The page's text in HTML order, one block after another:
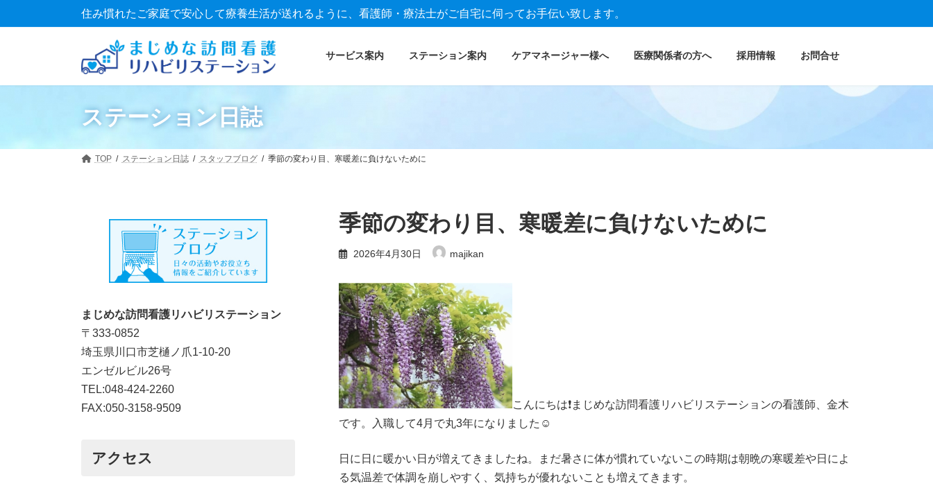
住み慣れたご家庭で安心して療養生活が送れるように、看護師・療法士がご自宅に伺ってお手伝い致します。
サービス案内 ステーション案内 ケアマネージャー様へ 医療関係者の方へ 採用情報 お問合せ
ステーション日誌
TOP ステーション日誌 スタッフブログ 季節の変わり目、寒暖差に負けないために
季節の変わり目、寒暖差に負けないために
2026年4月30日 majikan
こんにちは❗️まじめな訪問看護リハビリステーションの看護師、金木
です。入職して4月で丸3年になりました☺️
日に日に暖かい日が増えてきましたね。まだ暑さに体が慣れていないこの時期は朝晩の寒暖差や日によ
る気温差で体調を崩しやすく、気持ちが優れないことも増えてきます。
まじめな訪問看護リハビリステーション
〒333-0852
埼玉県川口市芝樋ノ爪1-10-20
エンゼルビル26号
TEL:048-424-2260
FAX:050-3158-9509
アクセス